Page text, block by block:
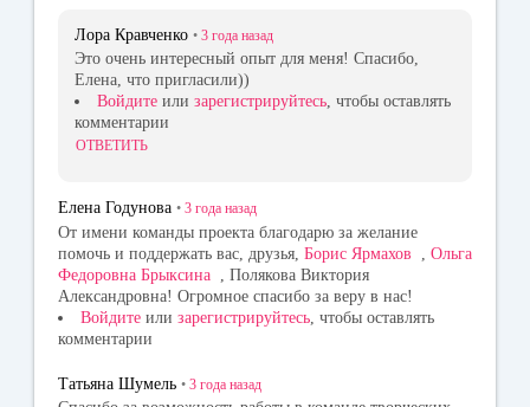
Лора Кравченко • 3 года назад
Это очень интересный опыт для меня! Спасибо,
Елена, что пригласили))
Войдите или зарегистрируйтесь, чтобы оставлять
комментарии
ОТВЕТИТЬ
Елена Годунова • 3 года назад
От имени команды проекта благодарю за желание
помочь и поддержать вас, друзья, Борис Ярмахов
Ольга
Федоровна Брыксина
, Полякова Виктория
Александровна! Огромное спасибо за веру в нас!
Войдите или зарегистрируйтесь , чтобы оставлять
комментарии
Татьяна Шумель • 3 года назад